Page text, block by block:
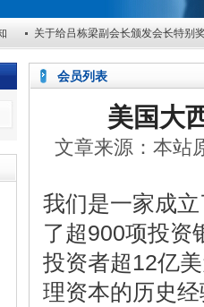
关于给吕栋梁副会长颁发会长特别
2025年度优秀会员单位的决定 关于
会员列表
美国大
文章来源：本
我们是一家成
了超900项投资
投资者超12亿
理资本的历史